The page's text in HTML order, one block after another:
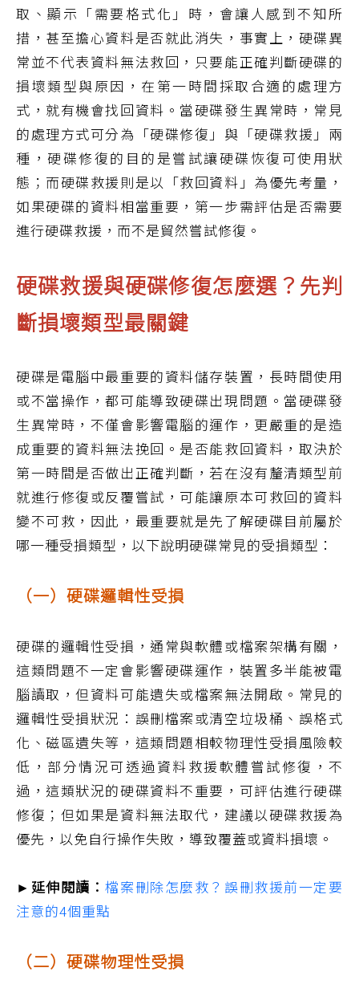
取、顯示「需要格式化」時，會讓人感到不知所
措，甚至擔心資料是否就此消失，事實上，硬碟異
常並不代表資料無法救回，只要能正確判斷硬碟的
損壞類型與原因，在第一時間採取合適的處理方
式，就有機會找回資料。當硬碟發生異常時，常見
的處理方式可分為「硬碟修復」與「硬碟救援」兩
種，硬碟修復的目的是嘗試讓硬碟恢復可使用狀
態；而硬碟救援則是以「救回資料」為優先考量，
如果硬碟的資料相當重要，第一步需評估是否需要
進行硬碟救援，而不是貿然嘗試修復。
硬碟救援與硬碟修復怎麼選？先判
斷損壞類型最關鍵
硬碟是電腦中最重要的資料儲存裝置，長時間使用
或不當操作，都可能導致硬碟出現問題。當硬碟發
生異常時，不僅會影響電腦的運作，更嚴重的是造
成重要的資料無法挽回。是否能救回資料，取決於
第一時間是否做出正確判斷，若在沒有釐清類型前
就進行修復或反覆嘗試，可能讓原本可救回的資料
變不可救，因此，最重要就是先了解硬碟目前屬於
哪一種受損類型，以下說明硬碟常見的受損類型：
（一）硬碟邏輯性受損
硬碟的邏輯性受損，通常與軟體或檔案架構有關，
這類問題不一定會影響硬碟運作，裝置多半能被電
腦讀取，但資料可能遺失或檔案無法開啟。常見的
邏輯性受損狀況：誤刪檔案或清空垃圾桶、誤格式
化、磁區遺失等，這類問題相較物理性受損風險較
低，部分情況可透過資料救援軟體嘗試修復，不
過，這類狀況的硬碟資料不重要，可評估進行硬碟
修復；但如果是資料無法取代，建議以硬碟救援為
優先，以免自行操作失敗，導致覆蓋或資料損壞。
►延伸閱讀：檔案刪除怎麼救？誤刪救援前一定要
注意的4個重點
（二）硬碟物理性受損